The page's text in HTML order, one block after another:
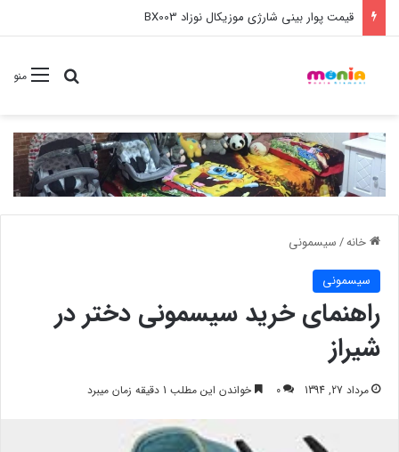
قیمت پوار بینی شارژی موزیکال نوزاد BX003
منوجستجو
خانه/سیسمونی
سیسمونی
راهنمای خرید سیسمونی دختر در
شیراز
مرداد 27, 1394 0 خواندن این مطلب 1 دقیقه زمان میبرد